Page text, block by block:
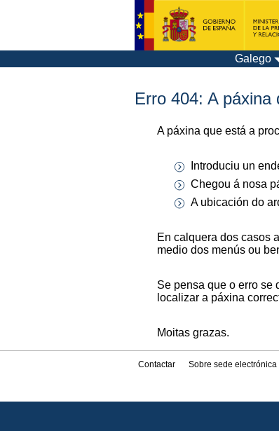
Galego
Erro 404: A
A páxina que está a
Introduciu un
Chegou á nosa
A ubicación do
En calquera dos casos
medio dos menús ou
Se pensa que o erro se
localizar a páxina
Moitas grazas.
Contactar Sobre sede electrónica